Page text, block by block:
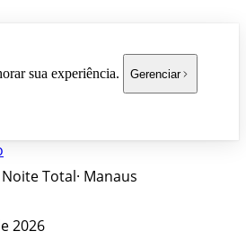
sua experiência. Gerenciar
Noite Total· Manaus
2026